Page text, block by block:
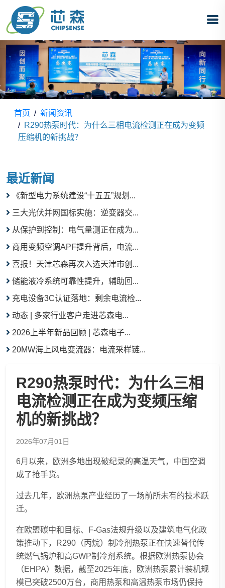
首页
新闻资讯
R290热泵时代：为什么三相电流检测正在成为变频
压缩机的新挑战？
最近新闻
《新型电力系统建设“十五五”规划...
三大光伏并网国标实施：逆变器交...
从保护到控制：电气量测正在成为...
商用变频空调APF提升背后，电流...
喜报！天津芯森再次入选天津市创...
储能液冷系统可靠性提升，辅助回...
充电设备3C认证落地：剩余电流检...
动态 | 多家行业客户走进芯森电...
2026上半年新品回顾 | 芯森电子...
20MW海上风电变流器：电流采样链...
R290热泵时代：为什么三相
电流检测正在成为变频压缩
机的新挑战？
2026年07月01日
6月以来，欧洲多地出现破纪录的高温天气，中国空调
成了抢手货。
过去几年，欧洲热泵产业经历了一场前所未有的技术跃
迁。
在欧盟碳中和目标、F-Gas法规升级以及建筑电气化政
策推动下，R290（丙烷）制冷剂热泵正在快速替代传
统燃气锅炉和高GWP制冷剂系统。根据欧洲热泵协会
（EHPA）数据，截至2025年底，欧洲热泵累计装机规
模已突破2500万台，商用热泵和高温热泵市场仍保持